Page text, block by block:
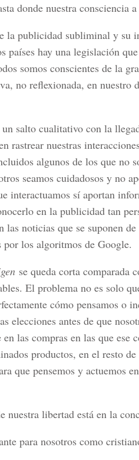
donde nuestra consciencia
la publicidad subliminal y su
países hay una legislación
somos conscientes de la
no reflexionada, en nuestro
un salto cualitativo con la
rastrear nuestras
algunos de los que no
seamos cuidadosos y no
interactuamos sí aportan
en la publicidad tan
las noticias que se suponen
por los algoritmos de Google.
se queda corta comparada
El problema no es solo
cómo pensamos o
elecciones antes de que
las compras en las que ese
productos, en el resto
que pensemos y actuemos
nuestra libertad está en la
para nosotros como